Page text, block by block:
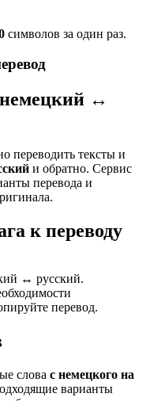
символов за один раз.
↔
переводить тексты и
и обратно. Сервис
перевода и
к переводу
↔ русский.
перевод.
слова с немецкого на
варианты